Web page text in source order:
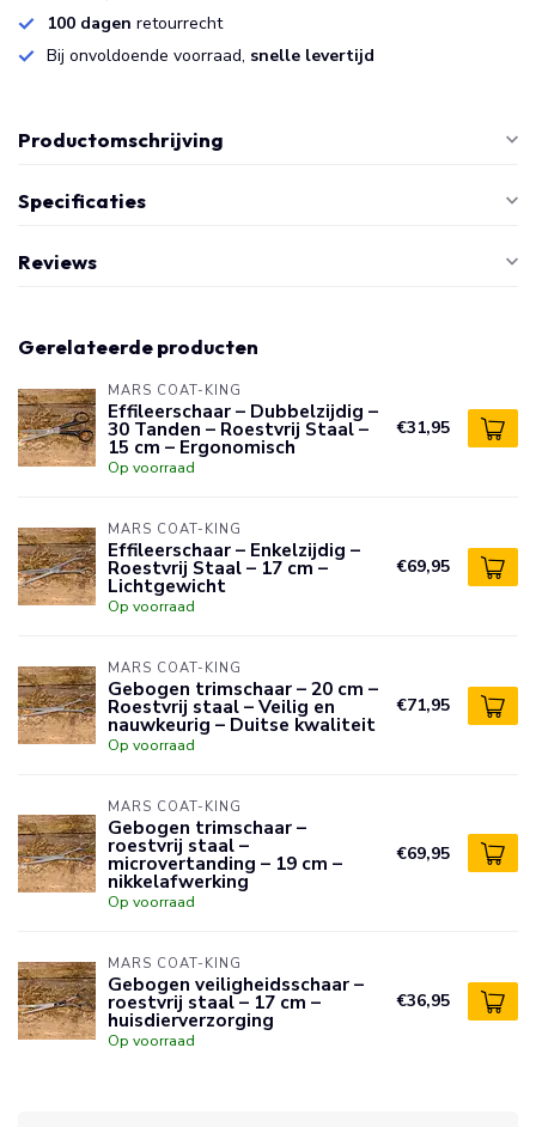
100 dagen retourrecht
Bij onvoldoende voorraad, snelle levertijd
Productomschrijving
Specificaties
Reviews
Gerelateerde producten
MARS COAT-KING
Effileerschaar – Dubbelzijdig –
30 Tanden – Roestvrij Staal –
15 cm – Ergonomisch
Op voorraad
€31,95
MARS COAT-KING
Effileerschaar – Enkelzijdig –
Roestvrij Staal – 17 cm –
Lichtgewicht
Op voorraad
€69,95
MARS COAT-KING
Gebogen trimschaar – 20 cm –
Roestvrij staal – Veilig en
nauwkeurig – Duitse kwaliteit
Op voorraad
€71,95
MARS COAT-KING
Gebogen trimschaar –
roestvrij staal –
microvertanding – 19 cm –
nikkelafwerking
Op voorraad
€69,95
MARS COAT-KING
Gebogen veiligheidsschaar –
roestvrij staal – 17 cm –
huisdierverzorging
Op voorraad
€36,95